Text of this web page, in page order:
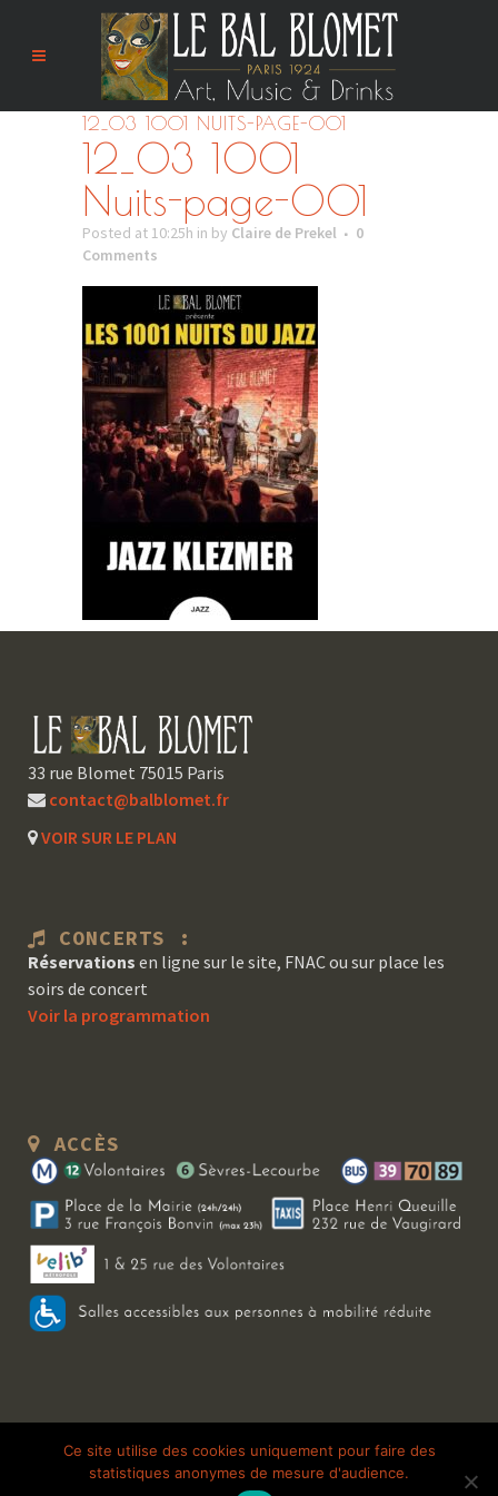
12_03 1001 NUITS-PAGE-001
12_03 1001
Nuits-page-001
Posted at 10:25h in by Claire de Prekel
0
Comments
33 rue Blomet 75015 Paris
contact@balblomet.fr
VOIR SUR LE PLAN
CONCERTS :
Réservations en ligne sur le site, FNAC ou sur place les
soirs de concert
Voir la programmation
ACCÈS
Copyright 2026 Le Bal Blomet | Tous droits réservés | Mentions légales
Galerie photo
Ce site utilise des cookies uniquement pour faire des
statistiques anonymes de mesure d'audience.